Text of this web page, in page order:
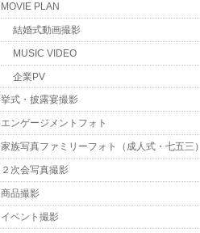
MOVIE PLAN
結婚式動画撮影
MUSIC VIDEO
企業PV
挙式・披露宴撮影
エンゲージメントフォト
家族写真ファミリーフォト（成人式・七五三）
２次会写真撮影
商品撮影
イベント撮影